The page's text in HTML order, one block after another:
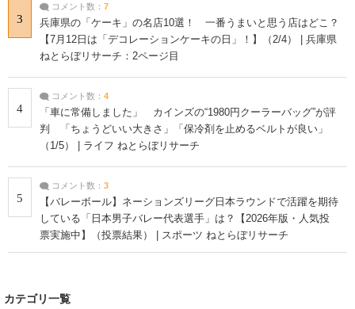
3
コメント数： 7
兵庫県の「ケーキ」の名店10選！ 一番うまいと思う店はどこ？
【7月12日は「デコレーションケーキの日」！】（2/4） | 兵庫県
ねとらぼリサーチ：2ページ目
4
コメント数： 4
「車に常備しました」 カインズの“1980円クーラーバッグ”が評
判 「ちょうどいい大きさ」「保冷剤を止めるベルトが良い」
（1/5） | ライフ ねとらぼリサーチ
5
コメント数： 3
【バレーボール】ネーションズリーグ日本ラウンドで活躍を期待
している「日本男子バレー代表選手」は？【2026年版・人気投
票実施中】（投票結果） | スポーツ ねとらぼリサーチ
カテゴリ一覧